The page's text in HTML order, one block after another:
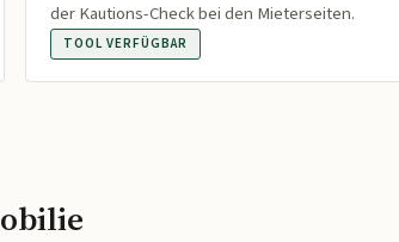
der Kautions-Check bei den Mieterseiten.
TOOL VERFÜGBAR